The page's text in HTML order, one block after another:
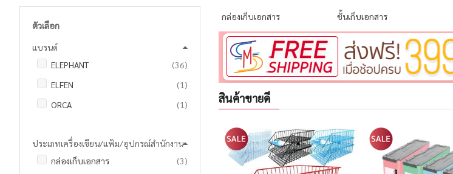
กล่องเก็บเอกสาร ชั้นเก็บเอกสาร
สินค้าขายดี
ตัวเลือก
แบรนด์
ELEPHANT
36รายการ
ELFEN
1 ชิ้น
ORCA
1 ชิ้น
SAKURA
1ชิ้น
ประเภทเครื่องเขียน/แฟ้ม/อุปกรณ์สำนักงาน
กล่องเก็บเอกสาร
3รายการ